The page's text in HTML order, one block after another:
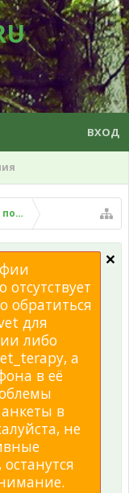
ВХОД
обратиться
для
либо
а
в её
в
не